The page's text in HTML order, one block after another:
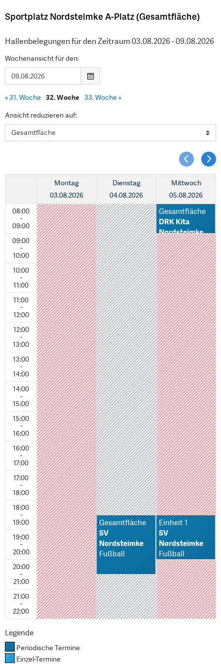
Sportplatz Nordsteimke A-Platz (Gesamtfläche)
Hallenbelegungen für den Zeitraum 03.08.2026 - 09.08.2026
Wochenansicht für den:
«31. Woche 32. Woche 33. Woche »
Ansicht reduzieren auf:
08:00
-
09:00
09:00
-
10:00
10:00
-
11:00
11:00
-
12:00
12:00
-
13:00
13:00
-
14:00
14:00
-
15:00
15:00
-
16:00
16:00
-
17:00
17:00
-
18:00
18:00
-
19:00
19:00
-
20:00
20:00
-
21:00
21:00
-
22:00
Montag
03.08.2026
Dienstag
04.08.2026
Gesamtfläche
SV
Nordsteimke
Fußball
Mittwoch
05.08.2026
Gesamtfläche
DRK Kita
Nordsteimke
Fußball
Kooperation
mit SV
Nordsteimke
Einheit 1
SV
Nordsteimke
Fußball
Legende
Periodische Termine
Einzel-Termine